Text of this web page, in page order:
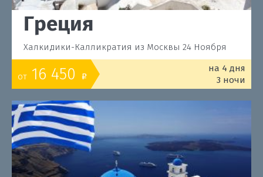
Греция
Халкидики-Калликратия из Москвы 24 Ноября
от 16 450 o
на 4 дня
3 ночи